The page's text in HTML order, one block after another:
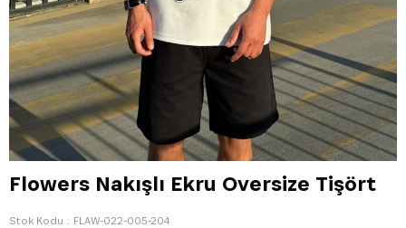
Flowers Nakışlı Ekru Oversize Tişört
Stok Kodu
FLAW-022-005-204